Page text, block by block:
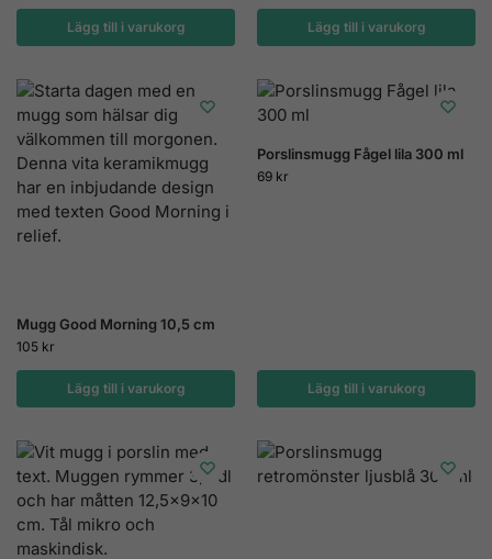
Lägg till i varukorg Lägg till i varukorg
Mugg Good Morning 10,5 cm
105 kr
Lägg till i varukorg
Porslinsmugg Fågel lila 300 ml
69 kr
Lägg till i varukorg